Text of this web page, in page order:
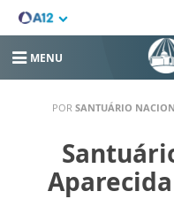
MENU
POR SANTUÁRIO